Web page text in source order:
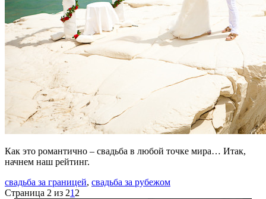
Как это романтично – свадьба в любой точке мира… Итак,
начнем наш рейтинг.
свадьба за границей, свадьба за рубежом
Страница 2 из 21 2